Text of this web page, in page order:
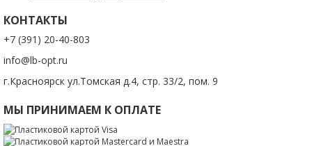
КОНТАКТЫ
+7 (391) 20-40-803
info@lb-opt.ru
г.Красноярск ул.Томская д.4, стр. 33/2, пом. 9
МЫ ПРИНИМАЕМ К ОПЛАТЕ